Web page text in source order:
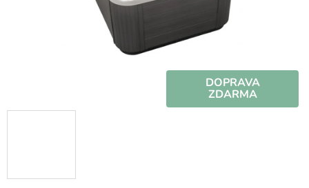
DOPRAVA
ZDARMA